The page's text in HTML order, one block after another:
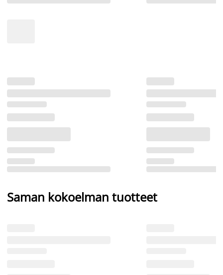
Saman kokoelman tuotteet